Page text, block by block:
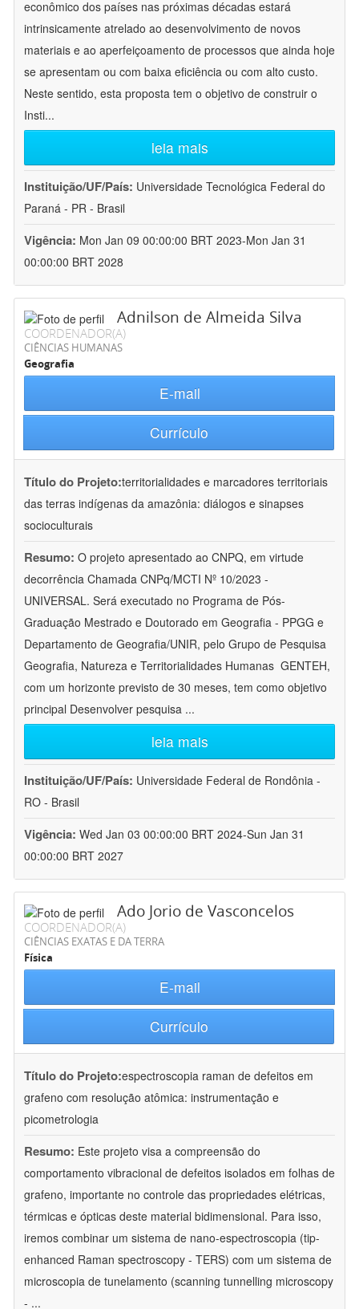
econômico dos países nas próximas décadas estará
intrinsicamente atrelado ao desenvolvimento de novos
materiais e ao aperfeiçoamento de processos que ainda hoje
se apresentam ou com baixa eficiência ou com alto custo.
Neste sentido, esta proposta tem o objetivo de construir o
Insti...
leia mais
Instituição/UF/País: Universidade Tecnológica Federal do
Paraná - PR - Brasil
Vigência: Mon Jan 09 00:00:00 BRT 2023-Mon Jan 31
00:00:00 BRT 2028
Adnilson de Almeida Silva
COORDENADOR(A)
CIÊNCIAS HUMANAS
Geografia
E-mail
Currículo
Título do Projeto:territorialidades e marcadores territoriais
das terras indígenas da amazônia: diálogos e sinapses
socioculturais
Resumo: O projeto apresentado ao CNPQ, em virtude
decorrência Chamada CNPq/MCTI Nº 10/2023 -
UNIVERSAL. Será executado no Programa de Pós-
Graduação Mestrado e Doutorado em Geografia - PPGG e
Departamento de Geografia/UNIR, pelo Grupo de Pesquisa
Geografia, Natureza e Territorialidades Humanas  GENTEH,
com um horizonte previsto de 30 meses, tem como objetivo
principal Desenvolver pesquisa ...
leia mais
Instituição/UF/País: Universidade Federal de Rondônia -
RO - Brasil
Vigência: Wed Jan 03 00:00:00 BRT 2024-Sun Jan 31
00:00:00 BRT 2027
Ado Jorio de Vasconcelos
COORDENADOR(A)
CIÊNCIAS EXATAS E DA TERRA
Física
E-mail
Currículo
Título do Projeto:espectroscopia raman de defeitos em
grafeno com resolução atômica: instrumentação e
picometrologia
Resumo: Este projeto visa a compreensão do
comportamento vibracional de defeitos isolados em folhas de
grafeno, importante no controle das propriedades elétricas,
térmicas e ópticas deste material bidimensional. Para isso,
iremos combinar um sistema de nano-espectroscopia (tip-
enhanced Raman spectroscopy - TERS) com um sistema de
microscopia de tunelamento (scanning tunnelling microscopy
- ...